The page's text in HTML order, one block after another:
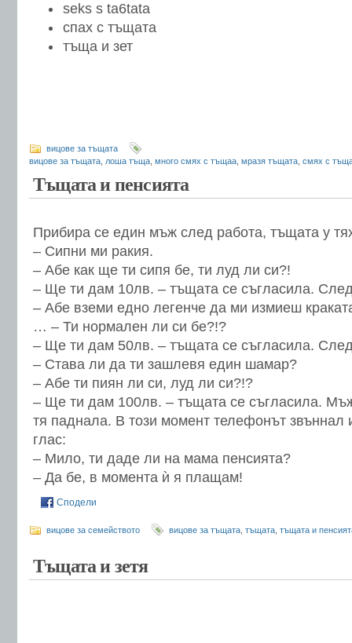
seks s ta6tata
спах с тъщата
тъща и зет
вицове за тъщата
вицове за тъщата лоша тъща много смях с тъщаа мразя тъщата смях с
Тъщата и пенсията
Прибира се един мъж след работа, тъщата у
– Сипни ми ракия.
– Абе как ще ти сипя бе, ти луд ли си?!
– Ще ти дам 10лв. – тъщата се съгласила.
– Абе вземи едно легенче да ми измиеш
… – Ти нормален ли си бе?!?
– Ще ти дам 50лв. – тъщата се съгласила.
– Става ли да ти зашлевя един шамар?
– Абе ти пиян ли си, луд ли си?!?
– Ще ти дам 100лв. – тъщата се съгласила.
тя паднала. В този момент телефонът звъннал
глас:
– Мило, ти даде ли на мама пенсията?
– Да бе, в момента ѝ я плащам!
Сподели
вицове за семейството вицове за тъщата тъщата тъщата и
Тъщата и зетя